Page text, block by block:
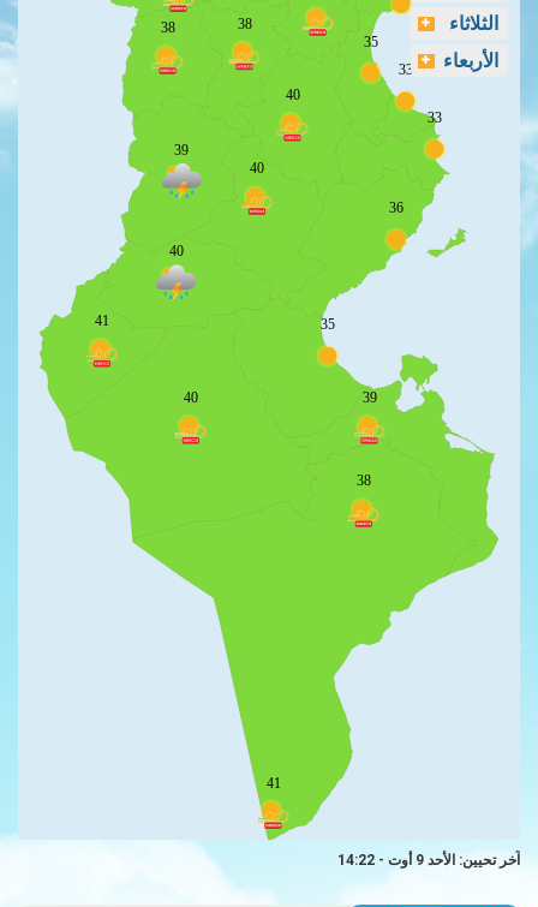
38
38
40
35
33
33
39
40
36
35
40
41
40 39
38
41
الثلاثاء
الأربعاء
آخر تحيين: الأحد 9 أوت - 14:22